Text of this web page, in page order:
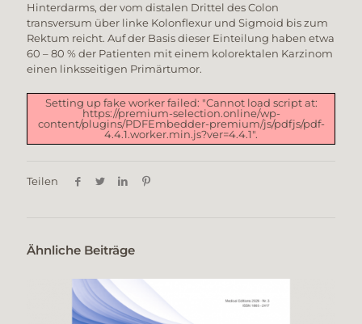
Hinterdarms, der vom distalen Drittel des Colon
transversum über linke Kolonflexur und Sigmoid bis zum
Rektum reicht. Auf der Basis dieser Einteilung haben etwa
60 – 80 % der Patienten mit einem kolorektalen Karzinom
einen linksseitigen Primärtumor.
Setting up fake worker failed: "Cannot load script at:
https://premium-selection.online/wp-
content/plugins/PDFEmbedder-premium/js/pdfjs/pdf-
4.4.1.worker.min.js?ver=4.4.1".
Teilen
Ähnliche Beiträge